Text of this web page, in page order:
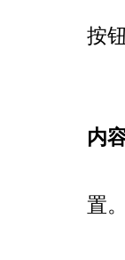
按
安
内
置。